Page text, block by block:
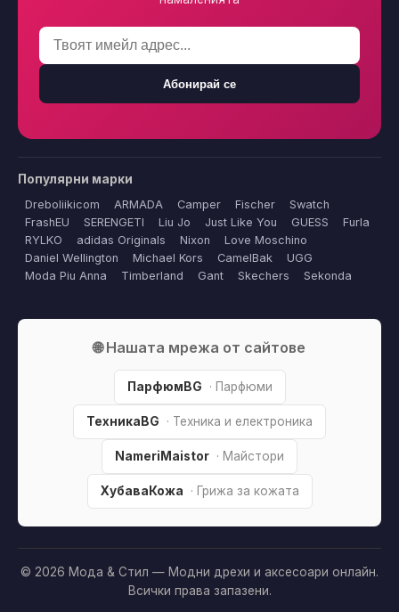
Абонирай се
Популярни марки
Dreboliikicom ARMADA Camper Fischer
Swatch
FrashEU
SERENGETI Liu Jo Just Like You GUESS
Furla
RYLKO
adidas Originals Nixon
Love Moschino
Daniel Wellington
Michael Kors CamelBak
UGG
Moda Piu Anna
Timberland Gant Skechers Sekonda
🌐 Нашата мрежа от сайтове
ПарфюмBG · Парфюми
ТехникаBG · Техника и електроника
NameriMaistor · Майстори
ХубаваКожа · Грижа за кожата
© 2026 Мода & Стил — Модни дрехи и аксесоари онлайн.
Всички права запазени.